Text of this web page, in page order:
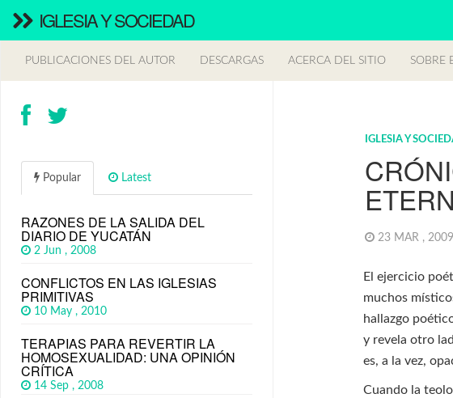
IGLESIA Y SOCIEDAD
PUBLICACIONES DEL AUTOR DESCARGAS ACERCA DEL SITIO SOBRE
IGLESIA Y
23 MAR ,
El ejercicio
muchos
hallazgo
y revela otro
es, a la vez,
Cuando la
Popular Latest
RAZONES DE LA SALIDA DEL
DIARIO DE YUCATÁN
2 Jun , 2008
CONFLICTOS EN LAS IGLESIAS
PRIMITIVAS
10 May , 2010
TERAPIAS PARA REVERTIR LA
HOMOSEXUALIDAD: UNA OPINIÓN
CRÍTICA
14 Sep , 2008